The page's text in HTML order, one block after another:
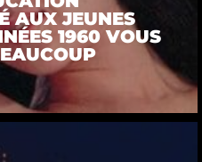
AUX JEUNES
1960 VOUS